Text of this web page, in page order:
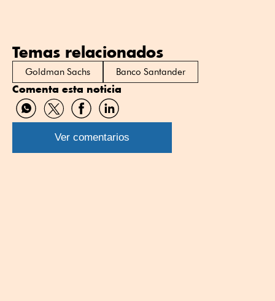
Temas relacionados
Goldman Sachs Banco Santander
Comenta esta noticia
Compartir
por
WhatsApp
Compartir
por
Twitter
Compartir
por
Facebook
Compartir
por
Linkedin
Ver comentarios